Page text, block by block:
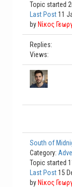
Topic started
Last Post11
by Νίκος
Replies:
Views:
South of
Category:
Topic started
Last Post15
by Νίκος